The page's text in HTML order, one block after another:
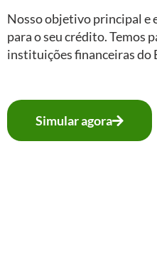
Nosso objetivo principal e
para o seu crédito. Temos
instituições financeiras do
Simular agora